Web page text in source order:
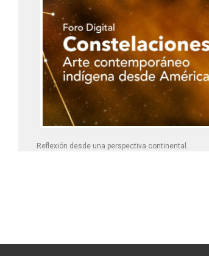
Reflexión desde una perspectiva continental.